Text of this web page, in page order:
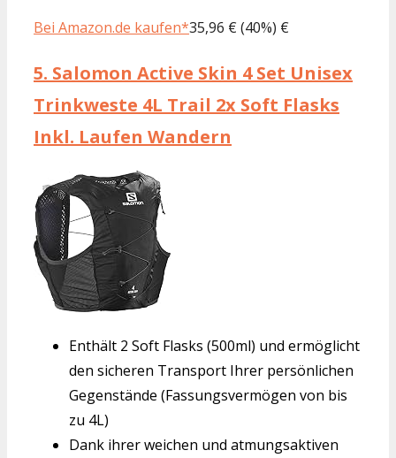
Bei Amazon.de kaufen*35,96 € (40%) €
5. Salomon Active Skin 4 Set Unisex
Trinkweste 4L Trail 2x Soft Flasks
Inkl. Laufen Wandern
Enthält 2 Soft Flasks (500ml) und ermöglicht
den sicheren Transport Ihrer persönlichen
Gegenstände (Fassungsvermögen von bis
zu 4L)
Dank ihrer weichen und atmungsaktiven